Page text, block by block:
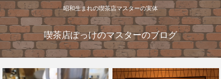
昭和生まれの喫茶店マスターの実体
喫茶店ぽっけのマスターのブログ